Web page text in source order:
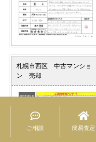
札幌市西区 中古マンショ
ン 売却
ご相談 簡易査定